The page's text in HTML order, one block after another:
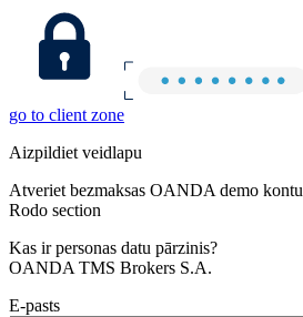
go to client zone
Aizpildiet veidlapu
Atveriet bezmaksas OANDA demo kontu
Rodo section
Kas ir personas datu pārzinis?
OANDA TMS Brokers S.A.
E-pasts